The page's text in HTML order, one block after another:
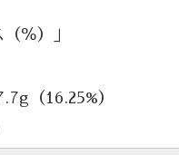
％）」
（16.25%）